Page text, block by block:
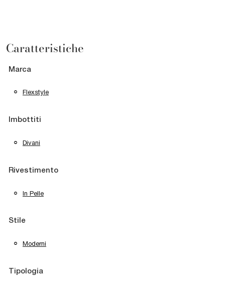
Caratteristiche
Marca
Flexstyle
Imbottiti
Divani
Rivestimento
In Pelle
Stile
Moderni
Tipologia